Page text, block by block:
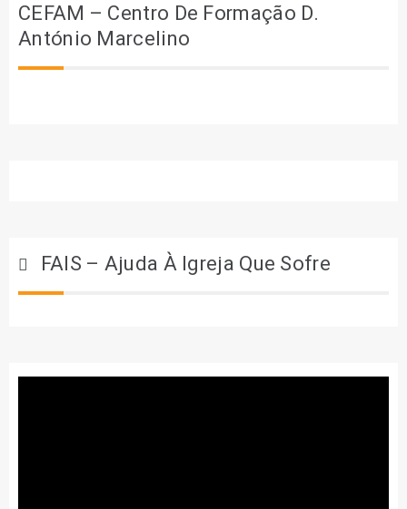
CEFAM – Centro De Formação D.
António Marcelino
FAIS – Ajuda À Igreja Que Sofre